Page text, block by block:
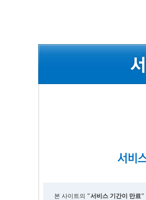
본 사이트의 "서비스 기간이 만료"